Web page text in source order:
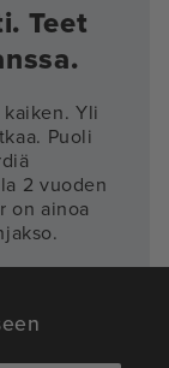
Teet
Yli
Puoli
2 vuoden
on ainoa